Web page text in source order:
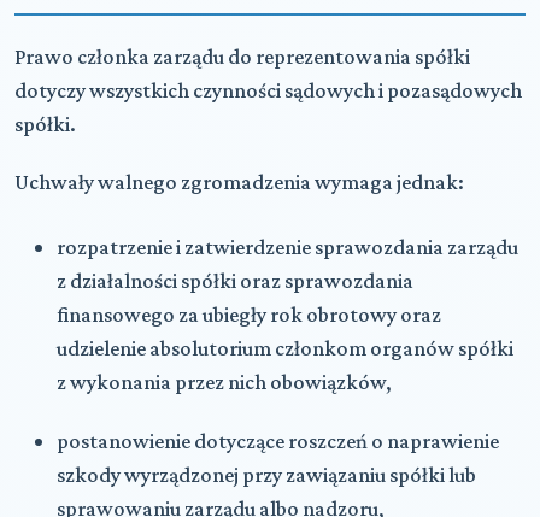
Prawo członka zarządu do reprezentowania spółki
dotyczy wszystkich czynności sądowych i pozasądowych
spółki.
Uchwały walnego zgromadzenia wymaga jednak:
rozpatrzenie i zatwierdzenie sprawozdania zarządu
z działalności spółki oraz sprawozdania
finansowego za ubiegły rok obrotowy oraz
udzielenie absolutorium członkom organów spółki
z wykonania przez nich obowiązków,
postanowienie dotyczące roszczeń o naprawienie
szkody wyrządzonej przy zawiązaniu spółki lub
sprawowaniu zarządu albo nadzoru,